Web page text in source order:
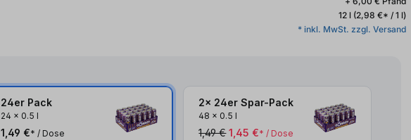
12 l (2,98 €* / 1 l)
* inkl. MwSt. zzgl. Versand
24er Pack
24 x 0.5 l
1,49 €* / Dose
2x 24er Spar-Pack
48 x 0.5 l
1,49 € 1,45 €* / Dose